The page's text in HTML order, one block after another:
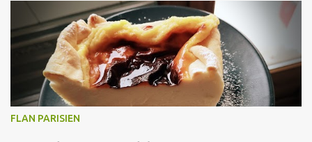
INGREDIENTES PARA EL BROWNIE · 150 grs de chocolate
negro · 125 grs de mantequilla a temperatura ambiente · 2
huevos L · 75 grs de panela · 30 grs de harina de repostería
· Una pizca de sal PARA LA MOUSSE DE CAFÉ · 125 grs de
nata líquida para montar ·...
FLAN PARISIEN